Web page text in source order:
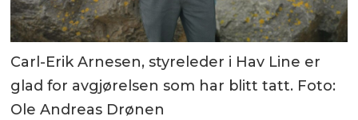
Carl-Erik Arnesen, styreleder i Hav Line er
glad for avgjørelsen som har blitt tatt. Foto:
Ole Andreas Drønen